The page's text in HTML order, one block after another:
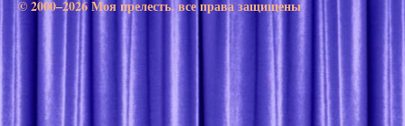
© 2000–2026 Моя прелесть. все права защищены